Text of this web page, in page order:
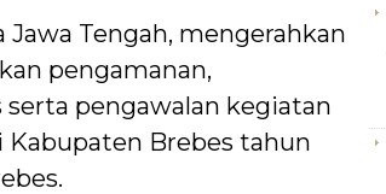
Tengah, mengerahkan
pengamanan,
pengawalan kegiatan
Brebes tahun